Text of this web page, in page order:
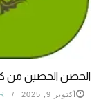
الحصن الحصين من
أكتوبر 9, 2025